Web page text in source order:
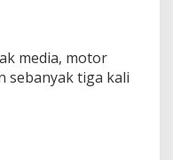
media, motor
sebanyak tiga kali